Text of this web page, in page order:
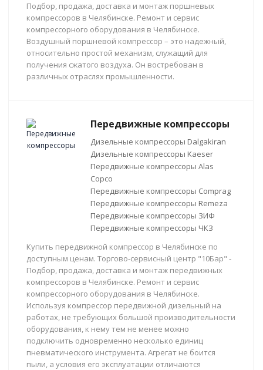
Подбор, продажа, доставка и монтаж поршневых
компрессоров в Челябинске. Ремонт и сервис
компрессорного оборудования в Челябинске.
Воздушный поршневой компрессор – это надежный,
относительно простой механизм, служащий для
получения сжатого воздуха. Он востребован в
различных отраслях промышленности.
Передвижные компрессоры
Дизельные компрессоры Dalgakiran
Дизельные компрессоры Kaeser
Передвижные компрессоры Alas
Copco
Передвижные компрессоры Comprag
Передвижные компрессоры Remeza
Передвижные компрессоры ЗИФ
Передвижные компрессоры ЧКЗ
Купить передвижной компрессор в Челябинске по
доступным ценам. Торгово-сервисный центр "10Бар" -
Подбор, продажа, доставка и монтаж передвижных
компрессоров в Челябинске. Ремонт и сервис
компрессорного оборудования в Челябинске.
Используя компрессор передвижной дизельный на
работах, не требующих большой производительности
оборудования, к нему тем не менее можно
подключить одновременно несколько единиц
пневматического инструмента. Агрегат не боится
пыли, а условия его эксплуатации отличаются